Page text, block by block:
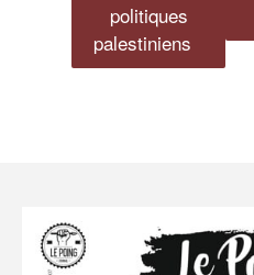
politiques
palestiniens